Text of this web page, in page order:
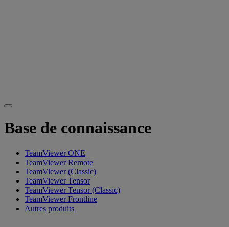
Base de connaissance
TeamViewer ONE
TeamViewer Remote
TeamViewer (Classic)
TeamViewer Tensor
TeamViewer Tensor (Classic)
TeamViewer Frontline
Autres produits